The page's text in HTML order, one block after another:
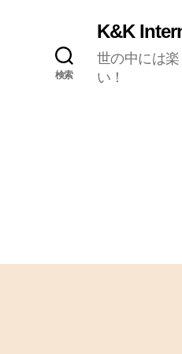
検索
K&K
世の中には
い！